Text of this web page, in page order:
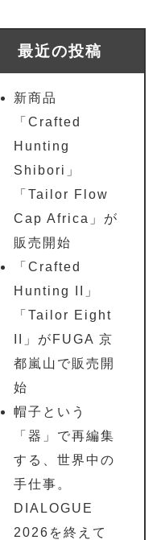
最近の投稿
新商品
「Crafted
Hunting
Shibori」
「Tailor Flow
Cap Africa」が
販売開始
「Crafted
Hunting II」
「Tailor Eight
II」がFUGA 京
都嵐山で販売開
始
帽子という
「器」で再編集
する、世界中の
手仕事。
DIALOGUE
2026を終えて